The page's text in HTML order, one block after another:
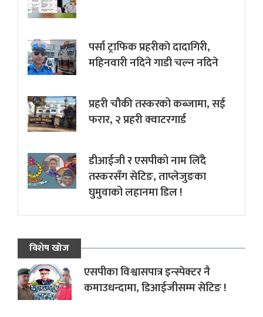
पर्सा ट्राफिक प्रहरीकाे दादागिरी,
महिनवारी नदिने गाडी चल्न नदिने
प्रहरी चौकी तस्करको कब्जामा, सई
फरार, २ प्रहरी क्वाटरगार्ड
डीआईजी र एसपीको नाम लिँदै
तस्करसँग सेटिङ, ताप्लेजुङका
घुमुवाको लहानमा डिल !
विशेष खोज
एसपीका विश्वासपात्र इन्स्पेक्टर नै
कमाउधन्दामा, डिआईजीसम्म सेटिङ !